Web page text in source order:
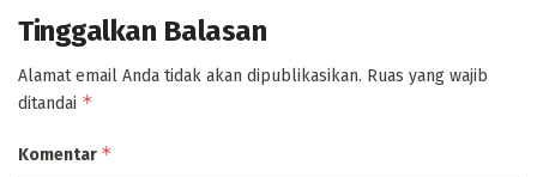
Tinggalkan Balasan
Alamat email Anda tidak akan dipublikasikan. Ruas yang wajib
ditandai *
Komentar *